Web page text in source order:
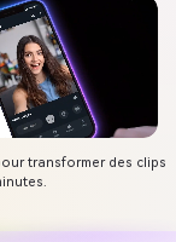
transformer des clips